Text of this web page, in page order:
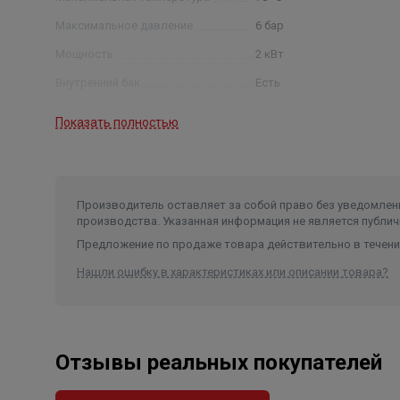
Максимальное давление 6 бар
2 кВт
Есть
Тип управления механическое
Предохранительный клапан Есть
Показать полностью
Производитель оставляет за собой право без
производства. Указанная информация не является
Предложение по продаже товара действительно в
Нашли ошибку в характеристиках или описании товара?
Отзывы реальных покупателей